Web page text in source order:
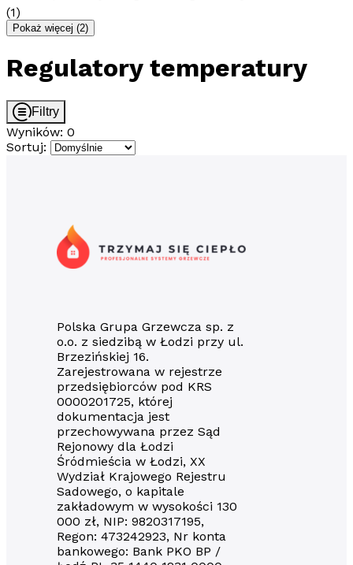
(1)
Pokaż więcej (2)
Regulatory temperatury
Filtry
Wyników: 0
Sortuj:
Polska Grupa Grzewcza sp. z
o.o. z siedzibą w Łodzi przy ul.
Brzezińskiej 16.
Zarejestrowana w rejestrze
przedsiębiorców pod KRS
0000201725, której
dokumentacja jest
przechowywana przez Sąd
Rejonowy dla Łodzi
Śródmieścia w Łodzi, XX
Wydział Krajowego Rejestru
Sadowego, o kapitale
zakładowym w wysokości 130
000 zł, NIP: 9820317195,
Regon: 473242923, Nr konta
bankowego: Bank PKO BP /